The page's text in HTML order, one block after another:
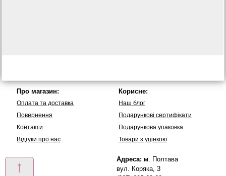
↑
Про магазин:
Оплата та доставка
Повернення
Контакти
Вiдгуки про нас
Корисне:
Наш блог
Подарункові сертифікати
Подарункова упаковка
Товари з уцінкою
Адреса: м. Полтава
вул. Коряка, 3